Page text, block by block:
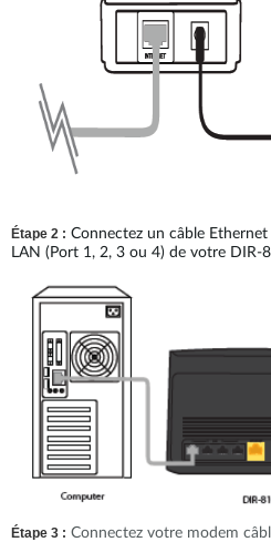
Étape 2 : Connectez un câble
LAN (Port 1, 2, 3 ou 4) de votre DIR-
Étape 3 : Connectez votre modem